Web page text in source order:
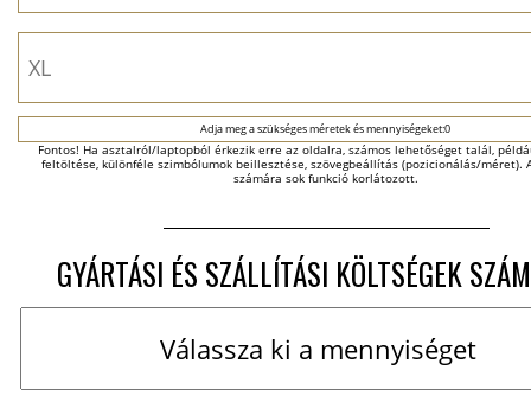
Adja meg a szükséges méretek és mennyiségeket:0
Fontos! Ha asztalról/laptopból érkezik erre az oldalra, számos lehetőséget talál,
feltöltése, különféle szimbólumok beillesztése, szövegbeállítás (pozicionálás/méret).
számára sok funkció korlátozott.
GYÁRTÁSI ÉS SZÁLLÍTÁSI KÖLTSÉGEK